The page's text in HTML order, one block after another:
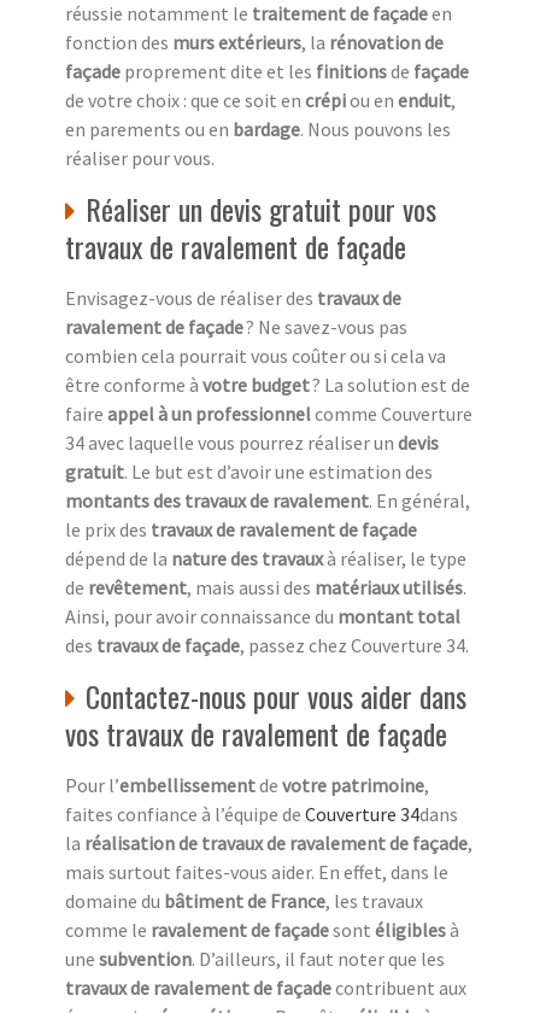
réussie notamment le traitement de façadeen
fonction des murs extérieurs, la rénovation de
façade proprement dite et les finitionsde façade
de votre choix : que ce soit en crépiou en enduit,
en parements ou en bardage. Nous pouvons les
réaliser pour vous.
Réaliser un devis gratuit pour vos
travaux de ravalement de façade
Envisagez-vous de réaliser des travaux de
ravalement de façade? Ne savez-vous pas
combien cela pourrait vous coûter ou si cela va
être conforme à votre budget? La solution est de
faire appel à un professionnelcomme Couverture
34 avec laquelle vous pourrez réaliser un devis
gratuit. Le but est d’avoir une estimation des
montants des travaux de ravalement. En général,
le prix des travaux de ravalement de façade
dépend de la nature des travauxà réaliser, le type
de revêtement, mais aussi des matériaux utilisés.
Ainsi, pour avoir connaissance du montant total
des travaux de façade, passez chez Couverture 34.
Contactez-nous pour vous aider dans
vos travaux de ravalement de façade
Pour l’embellissementde votre patrimoine,
faites confiance à l’équipe de Couverture 34dans
la réalisation de travaux de ravalement de façade,
mais surtout faites-vous aider. En effet, dans le
domaine du bâtiment de France, les travaux
comme le ravalement de façadesont éligiblesà
une subvention. D’ailleurs, il faut noter que les
travaux de ravalement de façadecontribuent aux